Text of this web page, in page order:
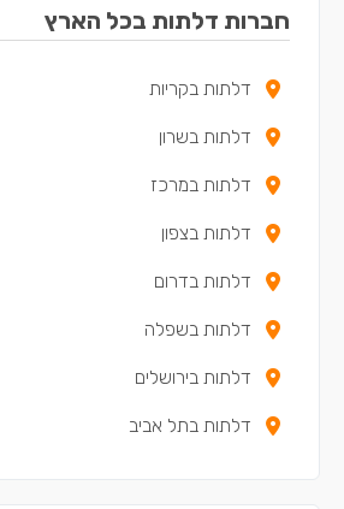
דלתות בקדימה-צורן
דלתות באור עקיבא
דלתות בבנימינה-גבעת עדה
דלתות בתל מונד
דלתות בכוכב יאיר - צור יגאל
דלתות באלפי מנשה
דלתות בטירה
דלתות במעלה עירון
חברות דלתות בכל הארץ
דלתות בקריות
דלתות בשרון
דלתות במרכז
דלתות בצפון
דלתות בדרום
דלתות בשפלה
דלתות בירושלים
דלתות בתל אביב